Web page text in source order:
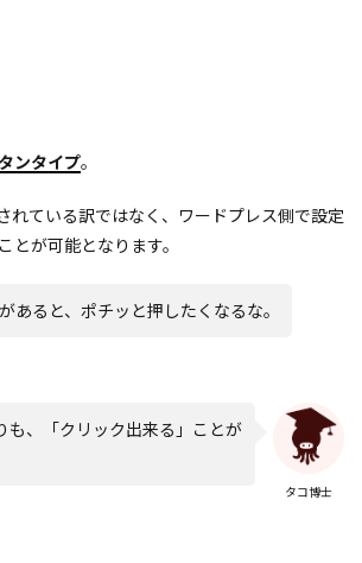
ンタイプ。
れている訳ではなく、ワードプレス側で設定
とが可能となります。
あると、ポチッと押したくなるな。
タコ博士
も、「クリック出来る」ことが